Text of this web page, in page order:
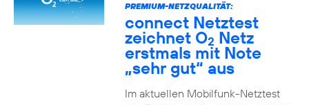
PREMIUM-NETZQUALITÄT:
connect Netztest
zeichnet O2 Netz
erstmals mit Note
„sehr gut“ aus
Im aktuellen Mobilfunk-Netztest